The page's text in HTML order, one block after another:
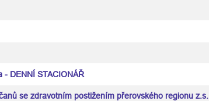
DENNÍ STACIONÁŘ
se zdravotním postižením přerovského regionu z.s.